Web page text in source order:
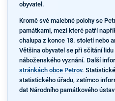
obyvatel.
Kromě své malebné polohy se
památkami, mezi které patří
chalupa z konce 18. století nebo
Většina obyvatel se při sčítání
náboženského vyznání. Další
stránkách obce Petrov.
statistického úřadu, zatímco
dat Národního památkového